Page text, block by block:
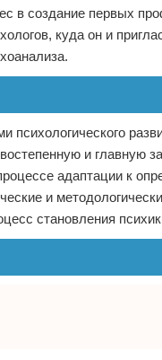
в создание первых
куда он и
и главную
адаптации к
и
становления